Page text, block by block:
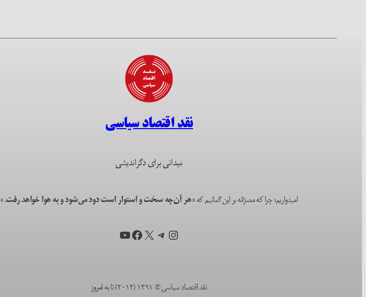
نقد اقتصاد سیاسی
میدانی برای دگراندیشی
امیدواریم؛ چرا که مصرّانه بر این گمانیم که«هر آن‌چه سخت و استوار است دود می‌شود و به هوا خواهد رفت.»
اینستاگرم
تلگرام
X فیس‌بوک
یوتیوب
نقد اقتصاد سیاسی © ۱۳۹۱ (۲۰۱۲) تا به امروز